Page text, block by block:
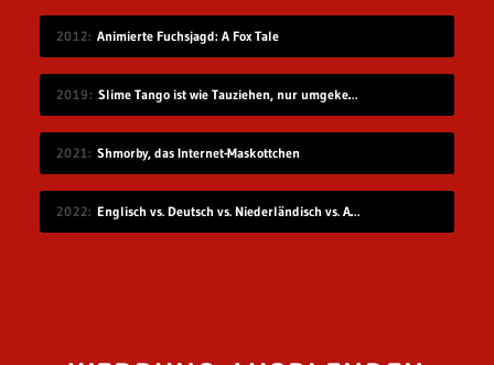
2012 Animierte Fuchsjagd: A Fox Tale
2019 Slime Tango ist wie Tauziehen, nur umgekehrt
2021 Shmorby, das Internet-Maskottchen
2022 Englisch vs. Deutsch vs. Niederländisch vs. Afrikaans